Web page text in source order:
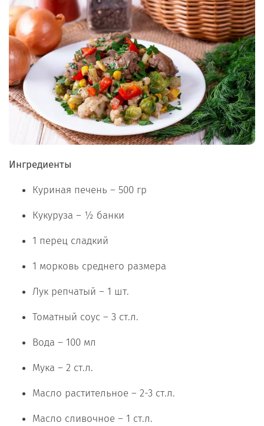
Ингредиенты
Куриная печень – 500 гр
Кукуруза – ½ банки
1 перец сладкий
1 морковь среднего размера
Лук репчатый – 1 шт.
Томатный соус – 3 ст.л.
Вода – 100 мл
Мука – 2 ст.л.
Масло растительное – 2-3 ст.л.
Масло сливочное – 1 ст.л.